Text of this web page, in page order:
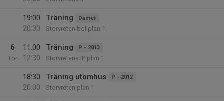
19:00
20:30
Träning Damer
Storvreten bollplan 1
6
Tor
11:00
12:30
Träning P - 2013
Storvretens IP plan 1
18:30
20:00
Träning utomhus P - 2012
Storvreten plan 1